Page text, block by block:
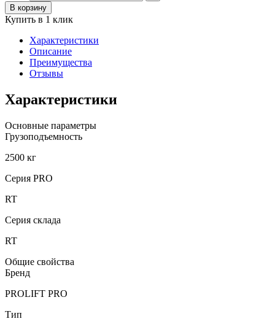
В корзину
Купить в 1 клик
Характеристики
Описание
Преимущества
Отзывы
Характеристики
Основные параметры
Грузоподъемность
2500 кг
Серия PRO
RT
Серия склада
RT
Общие свойства
Бренд
PROLIFT PRO
Тип